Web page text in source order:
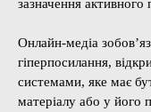
зазначення
Онлайн-медіа
гіперпосилання,
системами, яке має
матеріалу або у його